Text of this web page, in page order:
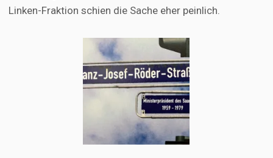
Linken-Fraktion schien die Sache eher peinlich.